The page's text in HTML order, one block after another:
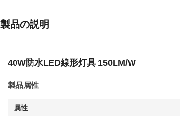
製品の説明
40W防水LED線形灯具 150LM/W
製品属性
属性